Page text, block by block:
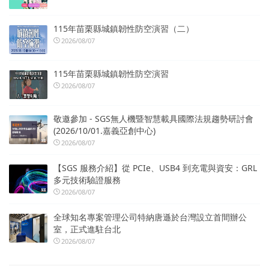
115年苗栗縣城鎮韌性防空演習（二）
2026/08/07
115年苗栗縣城鎮韌性防空演習
2026/08/07
敬邀參加 - SGS無人機暨智慧載具國際法規趨勢研討會
(2026/10/01.嘉義亞創中心)
2026/08/07
【SGS 服務介紹】從 PCIe、USB4 到充電與資安：GRL
多元技術驗證服務
2026/08/07
全球知名專案管理公司特納唐遜於台灣設立首間辦公
室，正式進駐台北
2026/08/07